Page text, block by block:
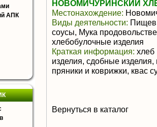
АПК
НОВОМИЧУРИНСКИЙ
Местонахождение:
Виды деятельности:
соусы, Мука
хлебобулочные изделия
Краткая информация: хлеб
изделия, сдобные
пряники и коврижки, квас
Вернуться в каталог